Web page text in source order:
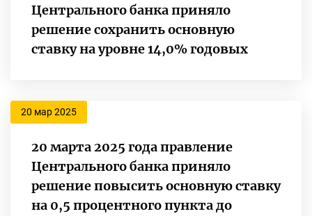
Центрального банка приняло
решение сохранить основную
ставку на уровне 14,0% годовых
20 мар 2025
20 марта 2025 года правление
Центрального банка приняло
решение повысить основную ставку
на 0,5 процентного пункта до